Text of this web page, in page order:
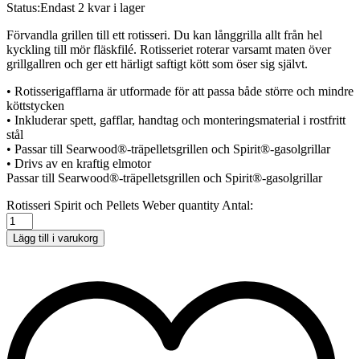
Status:Endast 2 kvar i lager
Förvandla grillen till ett rotisseri. Du kan långgrilla allt från hel
kyckling till mör fläskfilé. Rotisseriet roterar varsamt maten över
grillgallren och ger ett härligt saftigt kött som öser sig självt.
• Rotisserigafflarna är utformade för att passa både större och mindre
köttstycken
• Inkluderar spett, gafflar, handtag och monteringsmaterial i rostfritt
stål
• Passar till Searwood®-träpelletsgrillen och Spirit®-gasolgrillar
• Drivs av en kraftig elmotor
Passar till Searwood®-träpelletsgrillen och Spirit®-gasolgrillar
Rotisseri Spirit och Pellets Weber quantity Antal:
Lägg till i varukorg